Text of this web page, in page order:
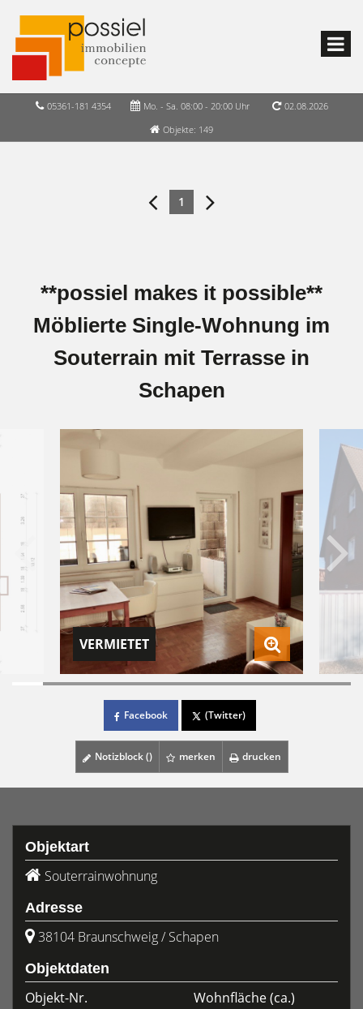
05361-181 4354 Mo. - Sa. 08:00 - 20:00 Uhr
02.08.2026
Objekte: 149
1
**possiel makes it possible**
Möblierte Single-Wohnung im
Souterrain mit Terrasse in
Schapen
VERMIETET
Facebook (Twitter)
Notizblock () merken drucken
Objektart
Souterrainwohnung
Adresse
38104 Braunschweig / Schapen
Objektdaten
Objekt-Nr.
Wohnfläche(ca.)